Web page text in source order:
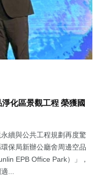
化區景觀工程 榮獲國
續與公共工程規劃再度驚
保局新辦公廳舍周邊空品
EPB Office Park）」，
...